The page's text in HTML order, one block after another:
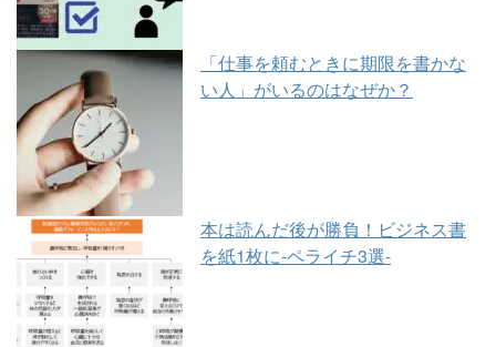
「仕事を頼むときに期限を書かな
い人」がいるのはなぜか？
本は読んだ後が勝負！ビジネス書
を紙1枚に-ペライチ3選-